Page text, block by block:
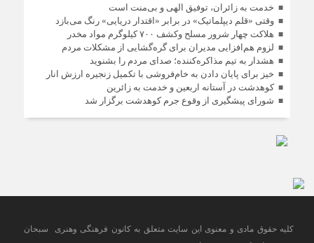
خدمت به زائران، توفیق الهی و بی‌منت است
وقتی «قلم دیپلماتیک» در برابر «اقتدار دریایی» رنگ می‌بازد
هلاکت چهار شرور مسلح وکشف ۷۰۰ کیلوگرم مواد مخدر
لزوم هم‌افزایی مدیران برای گره‌گشایی از مشکلات مردم
هشدار به تیم مذاکره‌کننده؛ صدای مردم را بشنوید
خیز برای پایان دادن به خام‌فروشی با تکمیل زنجیره ارزش انار
کوهدشت در آستانه اربعین و خدمت‌ به زائرین
شورای پیشگیری از وقوع جرم کوهدشت برگزار شد
کلیه حقوق مادی و معنوی این سایت متعلق به کانون فرهنگی وهنری سبحان